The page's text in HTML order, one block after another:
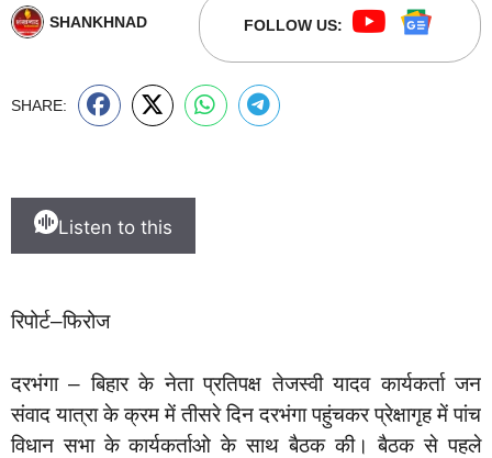
SHANKHNAD FOLLOW US:
SHARE:
Listen to this
रिपोर्ट–फिरोज
दरभंगा – बिहार के नेता प्रतिपक्ष तेजस्वी यादव कार्यकर्ता जन
संवाद यात्रा के क्रम में तीसरे दिन दरभंगा पहुंचकर प्रेक्षागृह में पांच
विधान सभा के कार्यकर्ताओ के साथ बैठक की। बैठक से पहले